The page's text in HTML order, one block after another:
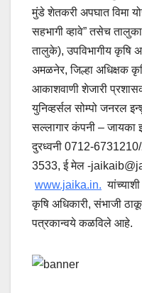
मुंडे शेतकरी अपघात विमा
सहभागी व्हावे” तसेच
तालुके), उपविभागीय कृषि
अमळनेर, जिल्हा अधिक्षक
आकाशवाणी शेजारी
युनिव्हर्सल सोम्पो जनरल
सल्लागार कंपनी – जायका
दुरध्वनी 0712-
3533, ई मेल -
www.jaika.in.
कृषि अधिकारी, संभाजी
पत्रकान्वये कळविले आहे.